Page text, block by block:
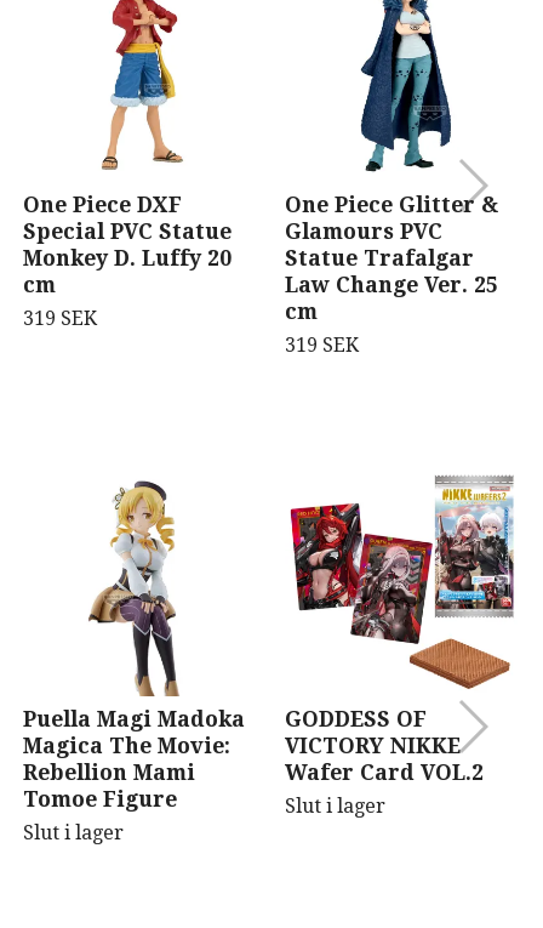
One Piece DXF
Special PVC Statue
Monkey D. Luffy 20
cm
319 SEK
One Piece Glitter &
Glamours PVC
Statue Trafalgar
Law Change Ver. 25
cm
319 SEK
Puella Magi Madoka
Magica The Movie:
Rebellion Mami
Tomoe Figure
Slut i lager
GODDESS OF
VICTORY NIKKE
Wafer Card VOL.2
Slut i lager